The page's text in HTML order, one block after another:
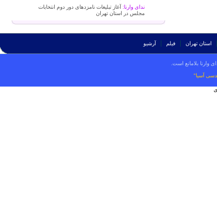
ندای وارنا: آغاز تبلیغات نامزدهای دور دوم انتخابات
مجلس در استان تهران
استان تهران فیلم آرشیو
وارنا بلامانع است.
آسیا“